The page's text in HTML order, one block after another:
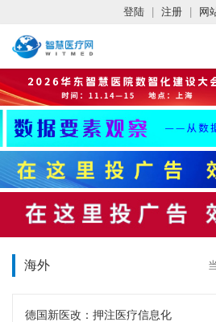
登陆 注册 网
海外
德国新医改：押注医疗信息化